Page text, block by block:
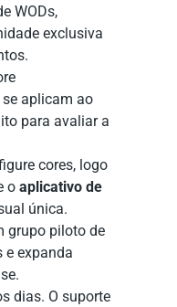
WODs,
exclusiva
aplicam ao
para avaliar a
cores, logo
o aplicativo de
única.
grupo piloto de
e expanda
dias. O suporte